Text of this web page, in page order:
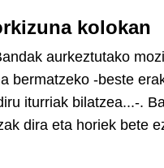
kolokan
aurkeztutako
bermatzeko -beste
iturriak bilatzea...-.
dira eta horiek bete